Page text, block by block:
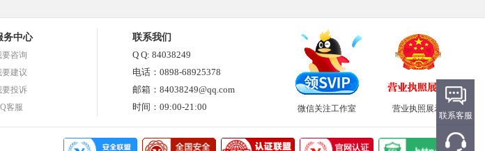
务中心
要咨询
要建议
要投诉
客服
联系我们
Q Q: 84038249
电话：0898-68925378
邮箱：84038249@qq.com
时间：09:00-21:00
微信关注工作室 营业执照展示
联系客服